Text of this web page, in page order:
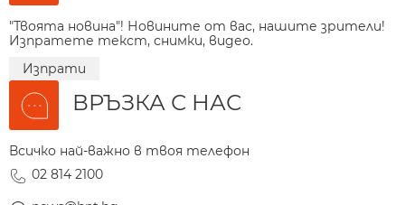
"Твоята новина"! Новините от вас, нашите зрители!
Изпратете текст, снимки, видео.
Изпрати
ВРЪЗКА С НАС
Всичко най-важно в твоя телефон
02 814 2100